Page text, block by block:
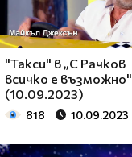
"Такси" в „С Рачков
всичко е възможно"
(10.09.2023)
818 10.09.2023